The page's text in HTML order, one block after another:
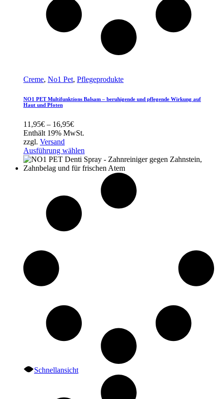
Creme, No1 Pet, Pflegeprodukte
NO1 PET Multifunktions Balsam – beruhigende und pflegende Wirkung auf
Haut und Pfoten
11,95€ – 16,95€Preisspanne:
11,95€
16,95€
Enthält 19% MwSt.
zzgl. Versand
Ausführung wählen
Schnellansicht